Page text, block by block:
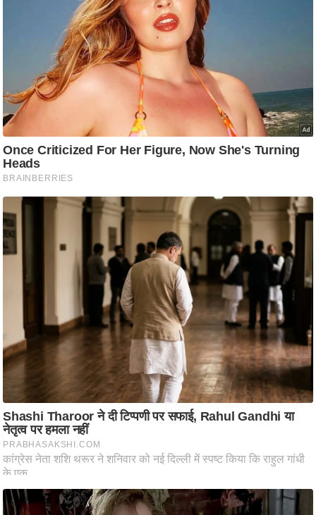
स
मी
क्षा
ध
र्म
ज्यो
ति
ध
स्थ
व्र
त
त्यो
हा
र